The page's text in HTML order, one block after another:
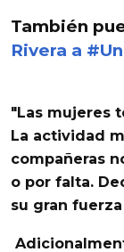
También
Rivera a
"Las mujeres
La actividad
compañeras
o por falta.
su gran